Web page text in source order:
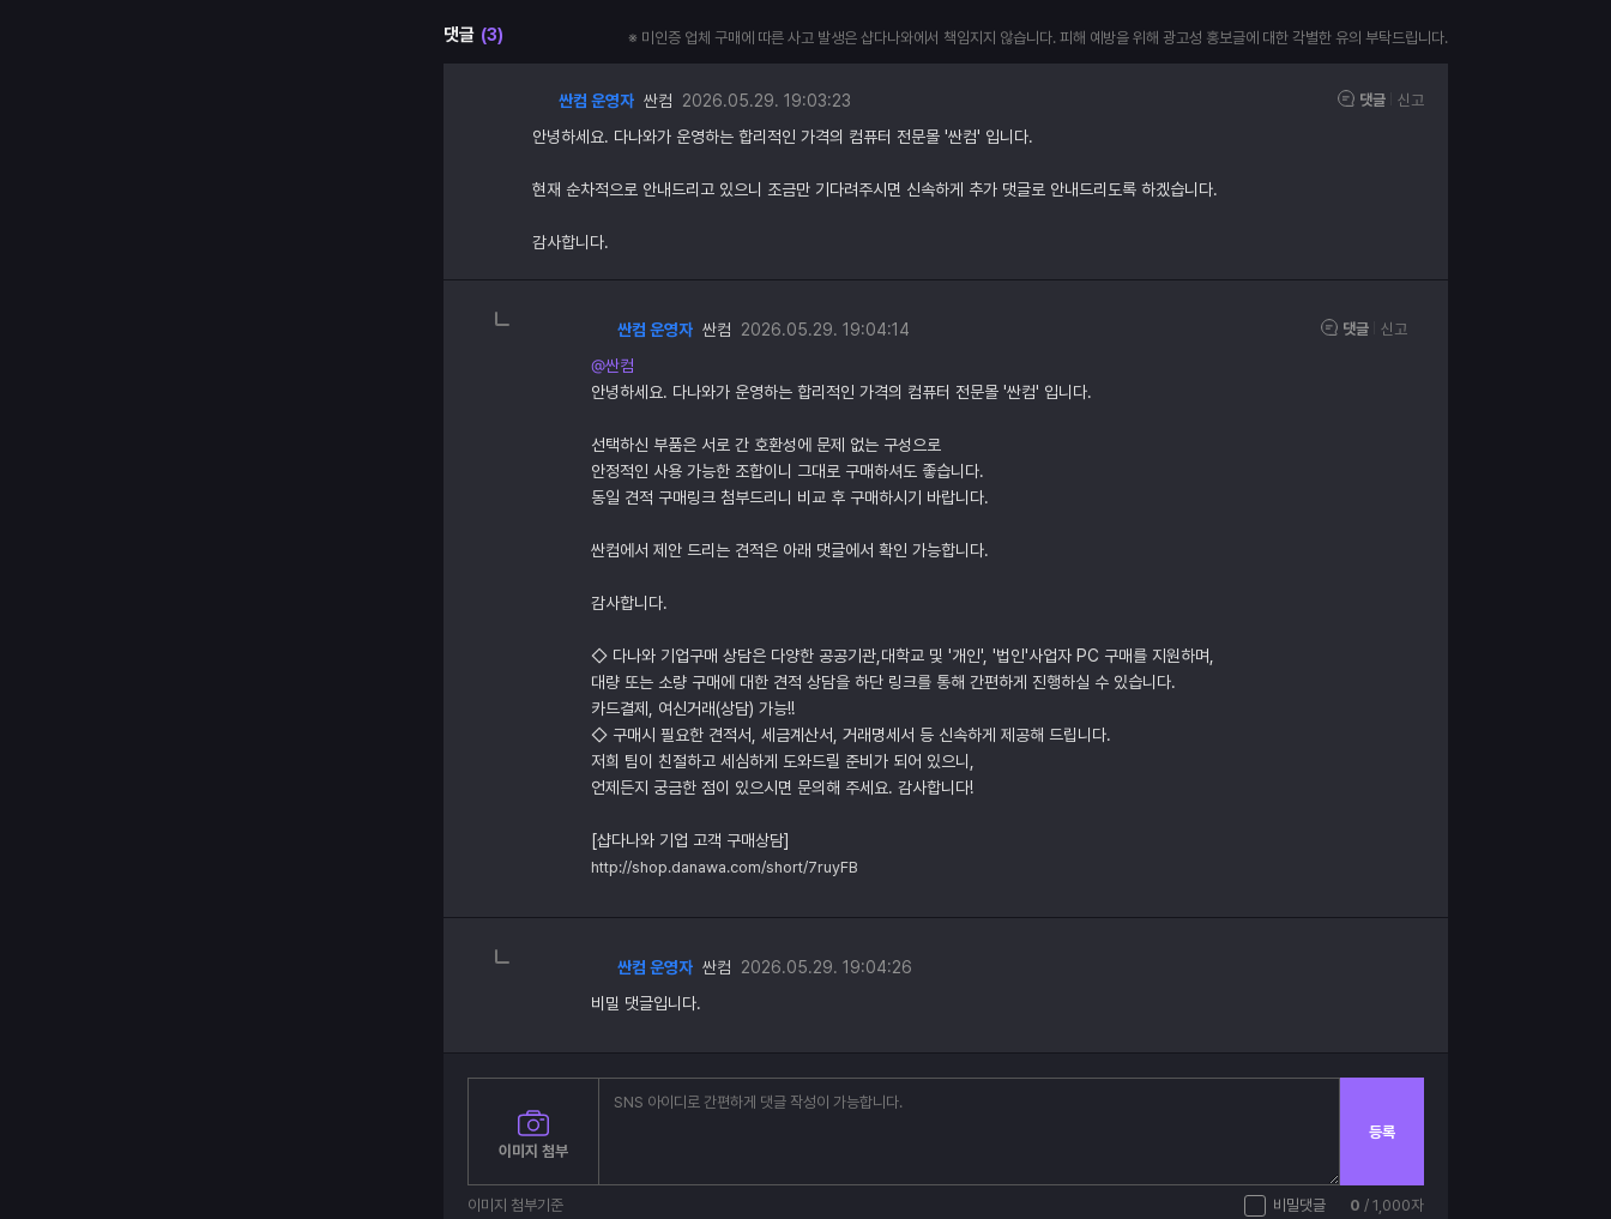
댓글 (3) ※ 미인증 업체 구매에 따른 사고 발생은 샵다나와에서 책임지지 않습니다. 피해 예방을 위해 광고성 홍보글에 대한 각별한 유의 부탁드립니다.
싼컴 운영자 싼컴 2026.05.29. 19:03:23 댓글 신고
안녕하세요. 다나와가 운영하는 합리적인 가격의 컴퓨터 전문몰 '싼컴' 입니다.
현재 순차적으로 안내드리고 있으니 조금만 기다려주시면 신속하게 추가 댓글로 안내드리도록 하겠습니다.
감사합니다.
싼컴 운영자 싼컴 2026.05.29. 19:04:14 댓글 신고
@싼컴
안녕하세요. 다나와가 운영하는 합리적인 가격의 컴퓨터 전문몰 '싼컴' 입니다.
선택하신 부품은 서로 간 호환성에 문제 없는 구성으로
안정적인 사용 가능한 조합이니 그대로 구매하셔도 좋습니다.
동일 견적 구매링크 첨부드리니 비교 후 구매하시기 바랍니다.
싼컴에서 제안 드리는 견적은 아래 댓글에서 확인 가능합니다.
감사합니다.
◇ 다나와 기업구매 상담은 다양한 공공기관,대학교 및 '개인', '법인'사업자 PC 구매를 지원하며,
대량 또는 소량 구매에 대한 견적 상담을 하단 링크를 통해 간편하게 진행하실 수 있습니다.
카드결제, 여신거래(상담) 가능!!
◇ 구매시 필요한 견적서, 세금계산서, 거래명세서 등 신속하게 제공해 드립니다.
저희 팀이 친절하고 세심하게 도와드릴 준비가 되어 있으니,
언제든지 궁금한 점이 있으시면 문의해 주세요. 감사합니다!
[샵다나와 기업 고객 구매상담]
http://shop.danawa.com/short/7ruyFB
싼컴 운영자 싼컴
2026.05.29. 19:04:26
비밀 댓글입니다.
이미지 첨부
등록
이미지 첨부기준 비밀댓글 0 / 1,000자